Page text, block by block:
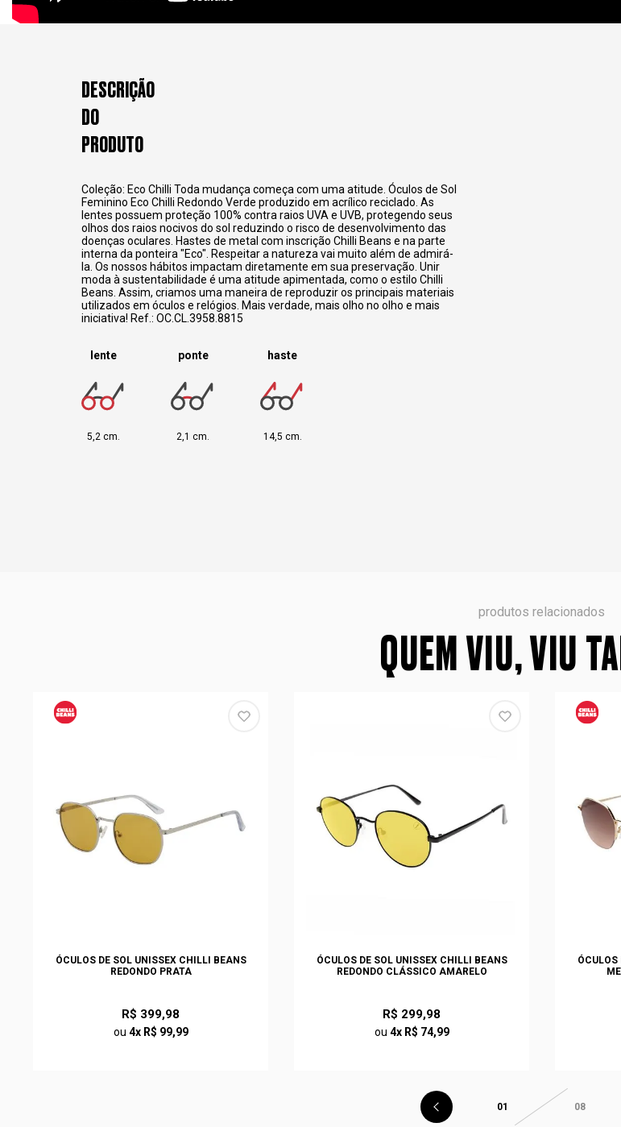
DESCRIÇÃO
DO
PRODUTO
Coleção: Eco Chilli Toda mudança começa com uma atitude. Óculos de Sol
Feminino Eco Chilli Redondo Verde produzido em acrílico reciclado. As
lentes possuem proteção 100% contra raios UVA e UVB, protegendo seus
olhos dos raios nocivos do sol reduzindo o risco de desenvolvimento das
doenças oculares. Hastes de metal com inscrição Chilli Beans e na parte
interna da ponteira "Eco". Respeitar a natureza vai muito além de admirá-
la. Os nossos hábitos impactam diretamente em sua preservação. Unir
moda à sustentabilidade é uma atitude apimentada, como o estilo Chilli
Beans. Assim, criamos uma maneira de reproduzir os principais materiais
utilizados em óculos e relógios. Mais verdade, mais olho no olho e mais
iniciativa! Ref.: OC.CL.3958.8815
lente
5,2 cm.
ponte
2,1 cm.
haste
14,5 cm.
produtos relacionados
QUEM VIU, VIU
ÓCULOS DE SOL UNISSEX CHILLI BEANS
REDONDO PRATA
R$ 399,98
ou 4x R$ 99,99
ÓCULOS DE SOL UNISSEX CHILLI BEANS
REDONDO CLÁSSICO AMARELO
R$ 299,98
ou 4x R$ 74,99
01 08